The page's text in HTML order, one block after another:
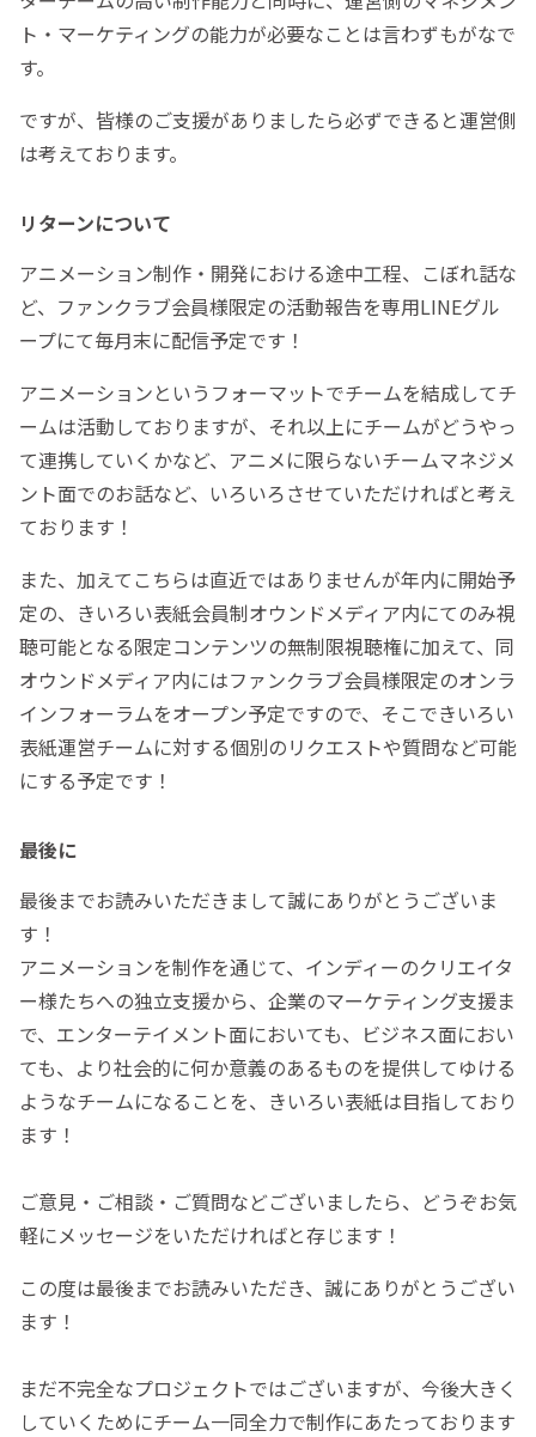
ト・マーケティングの能力が必要なことは言わずもがなで
す。
ですが、皆様のご支援がありましたら必ずできると運営側
は考えております。
リターンについて
アニメーション制作・開発における途中工程、こぼれ話な
ど、ファンクラブ会員様限定の活動報告を専用LINEグル
ープにて毎月末に配信予定です！
アニメーションというフォーマットでチームを結成してチ
ームは活動しておりますが、それ以上にチームがどうやっ
て連携していくかなど、アニメに限らないチームマネジメ
ント面でのお話など、いろいろさせていただければと考え
ております！
また、加えてこちらは直近ではありませんが年内に開始予
定の、きいろい表紙会員制オウンドメディア内にてのみ視
聴可能となる限定コンテンツの無制限視聴権に加えて、同
オウンドメディア内にはファンクラブ会員様限定のオンラ
インフォーラムをオープン予定ですので、そこできいろい
表紙運営チームに対する個別のリクエストや質問など可能
にする予定です！
最後に
最後までお読みいただきまして誠にありがとうございま
す！
アニメーションを制作を通じて、インディーのクリエイタ
ー様たちへの独立支援から、企業のマーケティング支援ま
で、エンターテイメント面においても、ビジネス面におい
ても、より社会的に何か意義のあるものを提供してゆける
ようなチームになることを、きいろい表紙は目指しており
ます！
ご意見・ご相談・ご質問などございましたら、どうぞお気
軽にメッセージをいただければと存じます！
この度は最後までお読みいただき、誠にありがとうござい
ます！
まだ不完全なプロジェクトではございますが、今後大きく
していくためにチーム一同全力で制作にあたっております